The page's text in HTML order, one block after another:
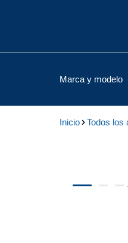
Marca y modelo
Inicio Todos los